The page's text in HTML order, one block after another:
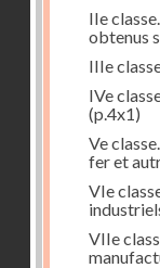
IIe
obtenus
IIIe
IVe
(p.4x1)
Ve
fer et
VIe
VIIe